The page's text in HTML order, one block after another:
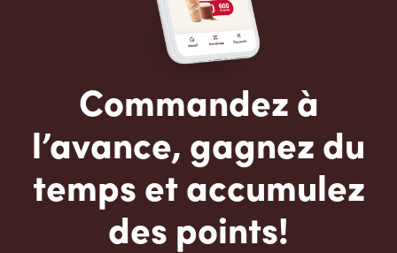
Commandez à
l’avance, gagnez du
temps et accumulez
des points!